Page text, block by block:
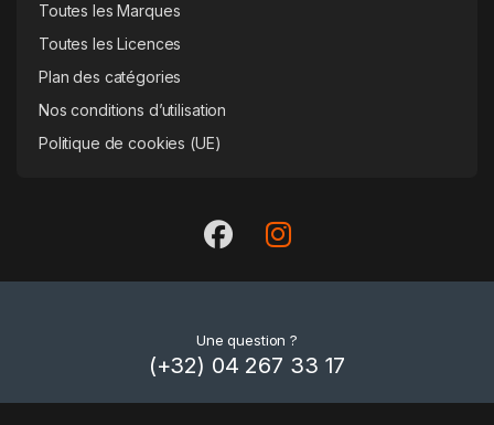
Toutes les Marques
Toutes les Licences
Plan des catégories
Nos conditions d’utilisation
Politique de cookies (UE)
Une question ?
(+32) 04 267 33 17